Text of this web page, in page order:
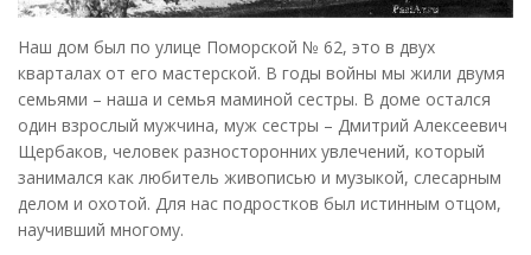
Наш дом был по улице Поморской № 62, это в двух
кварталах от его мастерской. В годы войны мы жили двумя
семьями – наша и семья маминой сестры. В доме остался
один взрослый мужчина, муж сестры – Дмитрий Алексеевич
Щербаков, человек разносторонних увлечений, который
занимался как любитель живописью и музыкой, слесарным
делом и охотой. Для нас подростков был истинным отцом,
научивший многому.